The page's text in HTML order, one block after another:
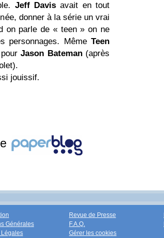
Jeff Davis avait en tout
donner à la série un vrai
on parle de « teen » on ne
personnages. Même Teen
pourJason Bateman(après
jouissif.
Générales
Légales
Revue de Presse
F.A.Q.
Gérer les cookies